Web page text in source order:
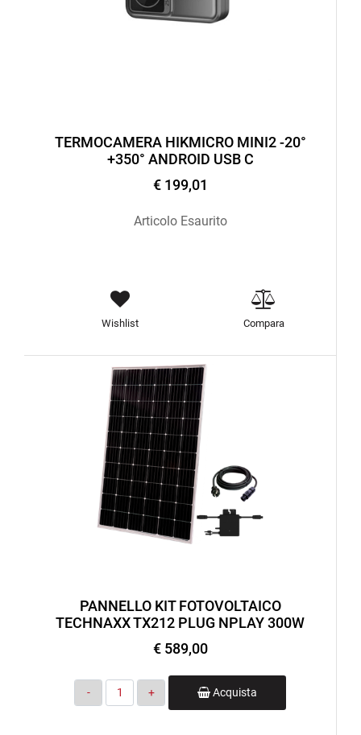
TERMOCAMERA HIKMICRO MINI2 -20°
+350° ANDROID USB C
€ 199,01
Articolo Esaurito
Wishlist Compara
PANNELLO KIT FOTOVOLTAICO
TECHNAXX TX212 PLUG NPLAY 300W
€ 589,00
Quantità
Acquista